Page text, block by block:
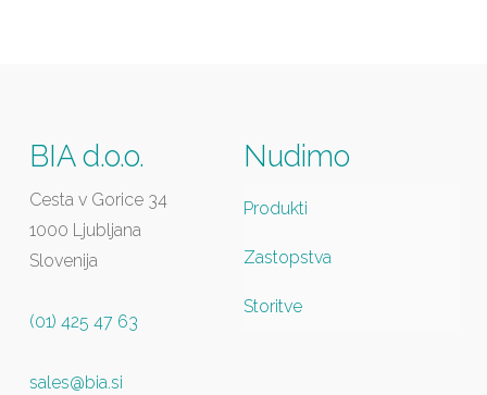
BIA d.o.o.
Cesta v Gorice 34
1000 Ljubljana
Slovenija
(01) 425 47 63
sales@bia.si
Nudimo
Produkti
Zastopstva
Storitve